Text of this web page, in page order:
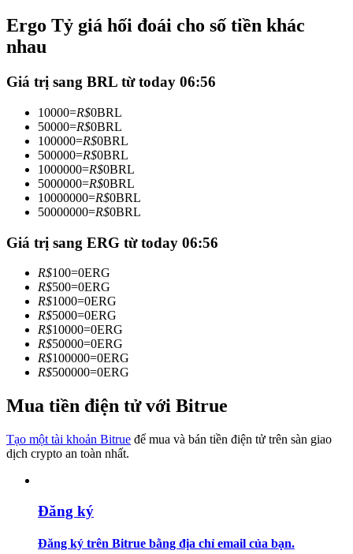
Sao chép Giao dịch
Tham gia cùng các nhà giao dịch hàng đầu
Trở thành Nhà giao dịch Sao chép
Tận hưởng chia sẻ lợi nhuận và hoa hồng giao dịch sao chép
Thông tin
Phân tích dữ liệu lớn bao gồm thông tin giao dịch, v.v.
Ergo Tỷ giá hối đoái cho số tiền khác
nhau
Giá trị sang BRL từ today 06:56
10000=R$0BRL
50000=R$0BRL
100000=R$0BRL
500000=R$0BRL
1000000=R$0BRL
5000000=R$0BRL
10000000=R$0BRL
50000000=R$0BRL
Giá trị sang ERG từ today 06:56
R$100=0ERG
R$500=0ERG
R$1000=0ERG
R$5000=0ERG
R$10000=0ERG
R$50000=0ERG
R$100000=0ERG
R$500000=0ERG
Mua tiền điện tử với Bitrue
Tạo một tài khoản Bitrue để mua và bán tiền điện tử trên sàn giao
dịch crypto an toàn nhất.
Đăng ký
Đăng ký trên Bitrue bằng địa chỉ email của bạn.